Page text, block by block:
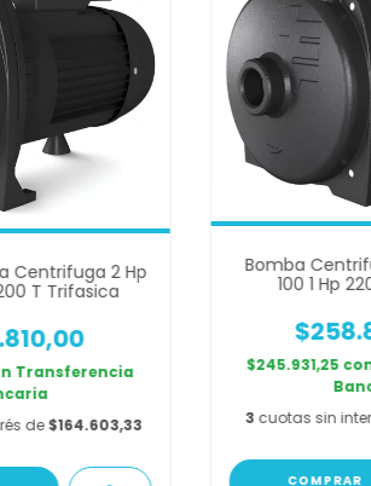
Centrifuga 2 Hp
T Trifasica
Transferencia
de$164.603,33
Bomba
100 1 Hp
$245.931,25
3 cuotas sin
COMPRAR